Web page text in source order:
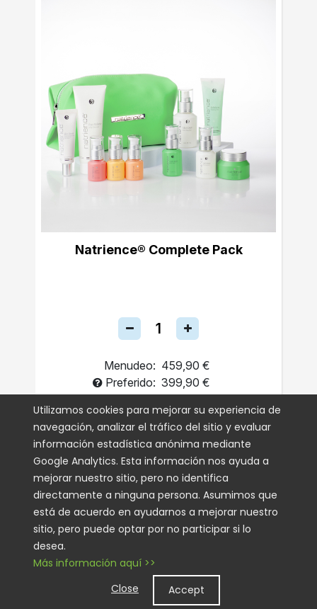
Natrience® Complete Pack
Menudeo: 459,90 €
Preferido: 399,90 €
Una Sola Vez
Autoenvío
AGREGAR AL CARRITO
Utilizamos cookies para mejorar su experiencia de
navegación, analizar el tráfico del sitio y evaluar
información estadística anónima mediante
Google Analytics. Esta información nos ayuda a
mejorar nuestro sitio, pero no identifica
directamente a ninguna persona. Asumimos que
está de acuerdo en ayudarnos a mejorar nuestro
sitio, pero puede optar por no participar si lo
desea.
Más información aquí >>
Close
Accept